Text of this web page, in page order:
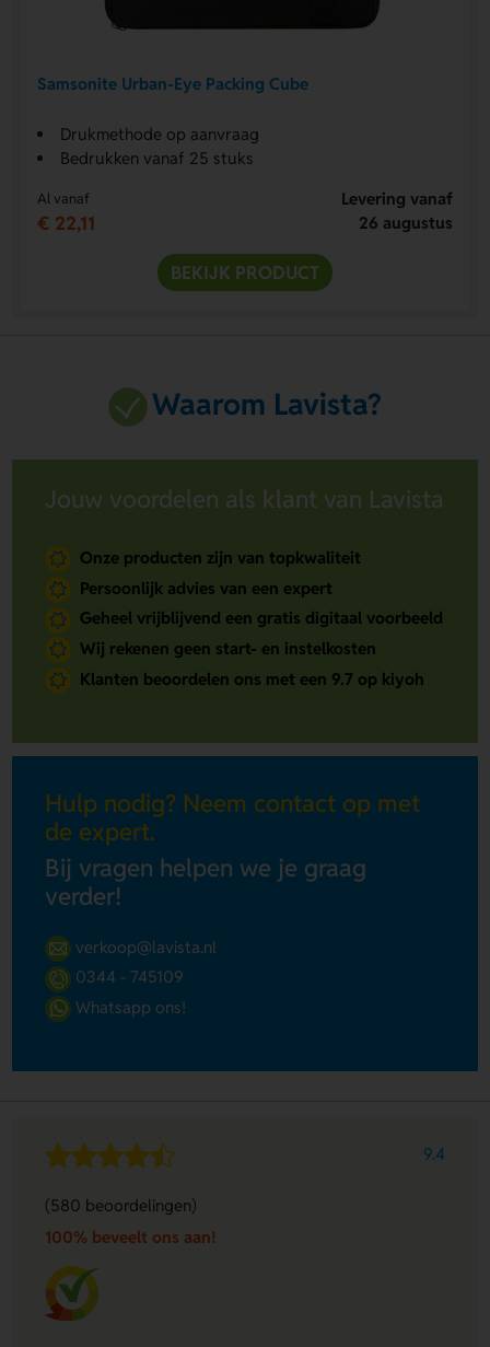
Samsonite Urban-Eye Packing Cube
Drukmethode op aanvraag
Bedrukken vanaf 25 stuks
Al vanaf
€ 22,11
Levering vanaf
26 augustus
BEKIJK PRODUCT
Waarom Lavista?
Jouw voordelen als klant van Lavista
Onze producten zijn van topkwaliteit
Persoonlijk advies van een expert
Geheel vrijblijvend een gratis digitaal voorbeeld
Wij rekenen geen start- en instelkosten
Klanten beoordelen ons met een 9.7 op kiyoh
Hulp nodig? Neem contact op met
de expert.
Bij vragen helpen we je graag
verder!
verkoop@lavista.nl
0344 - 745109
Whatsapp ons!
9.4
(580 beoordelingen)
100% beveelt ons aan!